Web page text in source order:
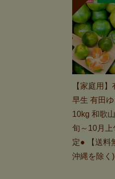
【家庭用
早生 有田
10kg 和歌
旬～10月上
定● 【送料
沖縄を除く)